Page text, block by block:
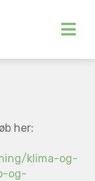
her:
klima-og-
og-